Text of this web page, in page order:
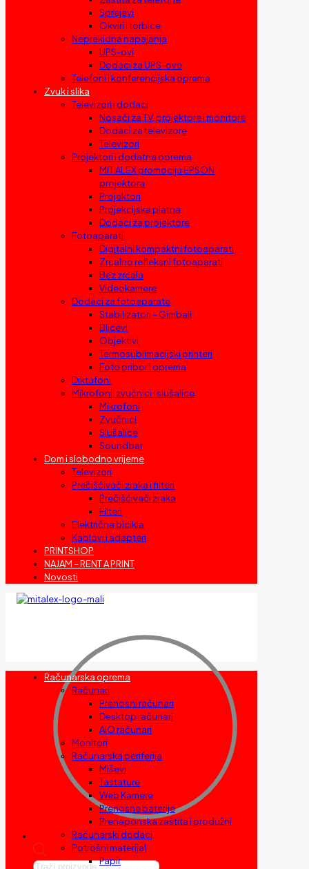
Sprejevi
Okviri i torbice
Neprekidna napajanja
UPS-ovi
Dodaci za UPS-ove
Telefoni i konferencijska oprema
Zvuk i slika
Televizori i dodaci
Nosači za TV, projektore i monitore
Dodaci za televizore
Televizori
Projektori i dodatna oprema
MIT ALEX promocija EPSON
projektora
Projektori
Projekcijska platna
Dodaci za projektore
Fotoaparati
Digitalni kompaktni fotoaparati
Zrcalno refleksni fotoaparati
Bez zrcala
Videokamere
Dodaci za fotoaparate
Stabilizatori – Gimbali
Blicevi
Objektivi
Termosublimacijski printeri
Foto pribor i oprema
Diktafoni
Mikrofoni, zvučnici i slušalice
Mikrofoni
Zvučnici
Slušalice
Soundbar
Dom i slobodno vrijeme
Televizori
Prečišćivači zraka i filteri
Prečišćivači zraka
Filteri
Električna bicikla
Kablovi i adapteri
PRINTSHOP
NAJAM – RENT A PRINT
Novosti
Products
Računarska oprema
Računari
Prenosni računari
Desktop računari
AIO računari
Monitori
Računarska periferija
Miševi
Tastature
Web Kamere
Prenosne baterije
Prenaponska zaštita i produžni
Računarski dodaci
Potrošni materijal
Papir